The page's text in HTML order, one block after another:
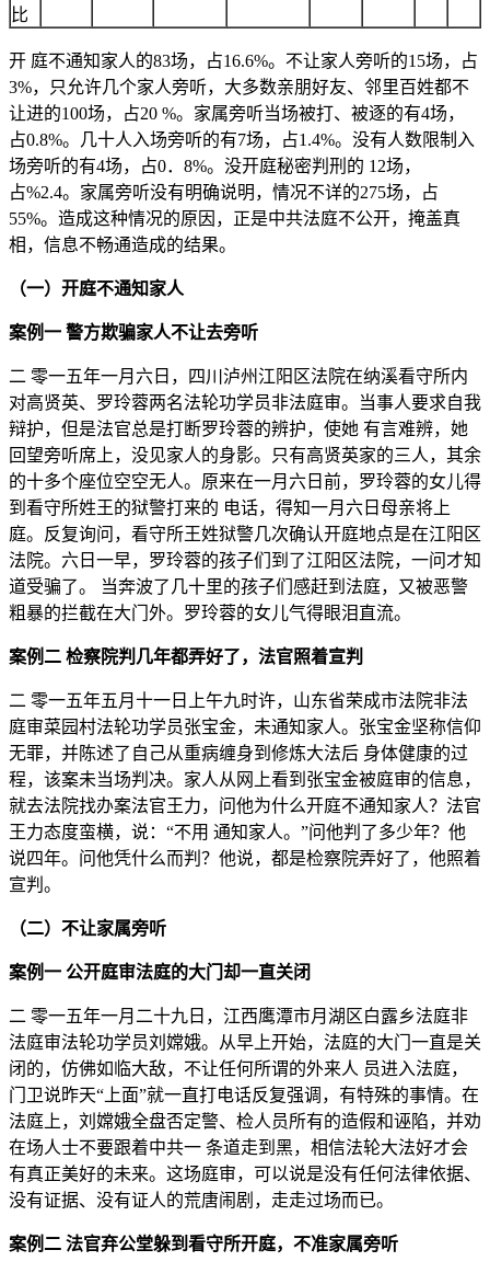
比
开 庭不通知家人的83场，占16.6%。不让家人旁听的15场，占
3%，只允许几个家人旁听，大多数亲朋好友、邻里百姓都不
让进的100场，占20 %。家属旁听当场被打、被逐的有4场，
占0.8%。几十人入场旁听的有7场，占1.4%。没有人数限制入
场旁听的有4场，占0．8%。没开庭秘密判刑的 12场，
占%2.4。家属旁听没有明确说明，情况不详的275场，占
55%。造成这种情况的原因，正是中共法庭不公开，掩盖真
相，信息不畅通造成的结果。
（一）开庭不通知家人
案例一 警方欺骗家人不让去旁听
二 零一五年一月六日，四川泸州江阳区法院在纳溪看守所内
对高贤英、罗玲蓉两名法轮功学员非法庭审。当事人要求自我
辩护，但是法官总是打断罗玲蓉的辨护，使她 有言难辨，她
回望旁听席上，没见家人的身影。只有高贤英家的三人，其余
的十多个座位空空无人。原来在一月六日前，罗玲蓉的女儿得
到看守所姓王的狱警打来的 电话，得知一月六日母亲将上
庭。反复询问，看守所王姓狱警几次确认开庭地点是在江阳区
法院。六日一早，罗玲蓉的孩子们到了江阳区法院，一问才知
道受骗了。 当奔波了几十里的孩子们感赶到法庭，又被恶警
粗暴的拦截在大门外。罗玲蓉的女儿气得眼泪直流。
案例二 检察院判几年都弄好了，法官照着宣判
二 零一五年五月十一日上午九时许，山东省荣成市法院非法
庭审菜园村法轮功学员张宝金，未通知家人。张宝金坚称信仰
无罪，并陈述了自己从重病缠身到修炼大法后 身体健康的过
程，该案未当场判决。家人从网上看到张宝金被庭审的信息，
就去法院找办案法官王力，问他为什么开庭不通知家人？法官
王力态度蛮横，说：“不用 通知家人。”问他判了多少年？他
说四年。问他凭什么而判？他说，都是检察院弄好了，他照着
宣判。
（二）不让家属旁听
案例一 公开庭审法庭的大门却一直关闭
二 零一五年一月二十九日，江西鹰潭市月湖区白露乡法庭非
法庭审法轮功学员刘嫦娥。从早上开始，法庭的大门一直是关
闭的，仿佛如临大敌，不让任何所谓的外来人 员进入法庭，
门卫说昨天“上面”就一直打电话反复强调，有特殊的事情。在
法庭上，刘嫦娥全盘否定警、检人员所有的造假和诬陷，并劝
在场人士不要跟着中共一 条道走到黑，相信法轮大法好才会
有真正美好的未来。这场庭审，可以说是没有任何法律依据、
没有证据、没有证人的荒唐闹剧，走走过场而已。
案例二 法官弃公堂躲到看守所开庭，不准家属旁听